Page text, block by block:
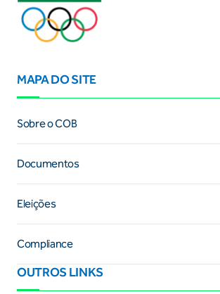
MAPA DO SITE
Sobre o COB
Documentos
Eleições
Compliance
OUTROS LINKS